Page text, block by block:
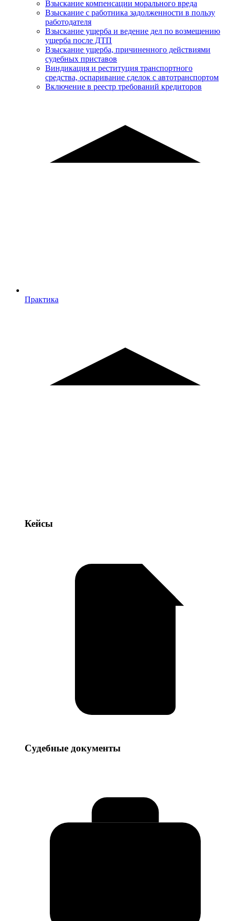
Взыскание компенсации морального вреда
Взыскание с работника задолженности в пользу
работодателя
Взыскание ущерба и ведение дел по возмещению
ущерба после ДТП
Взыскание ущерба, причиненного действиями
судебных приставов
Виндикация и реституция транспортного
средства, оспаривание сделок с автотранспортом
Включение в реестр требований кредиторов
Практика
Практика
Кейсы
Кейсы
Судебные
Судебные документы